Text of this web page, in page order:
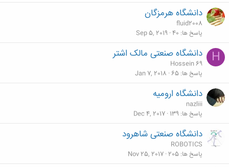
دانشگاه هرمزگان
fluid2008
پاسخ ها 40
Sep 5, 2019
H دانشگاه صنعتی مالک اشتر
Hossein 69
پاسخ ها 65
Jan 7, 2018
دانشگاه ارومیه
nazliii
پاسخ ها 139
Dec 4, 2017
دانشگاه صنعتی شاهرود
ROBOTICS
پاسخ ها 205
Nov 25, 2017